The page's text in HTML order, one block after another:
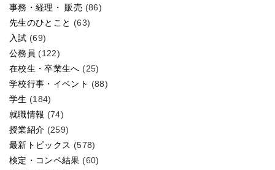
事務・経理・ 販売 (86)
先生のひとこと (63)
入試 (69)
公務員 (122)
在校生・卒業生へ (25)
学校行事・イベント (88)
学生 (184)
就職情報 (74)
授業紹介 (259)
最新トピックス (578)
検定・コンペ結果 (60)